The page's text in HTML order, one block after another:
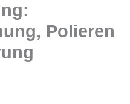
Polieren